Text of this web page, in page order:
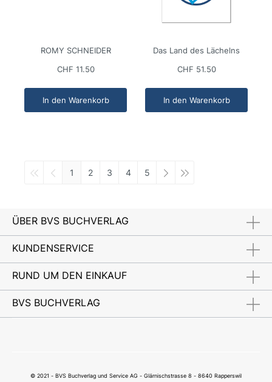
ROMY SCHNEIDER
CHF 11.50
In den Warenkorb
Das Land des Lächelns
CHF 51.50
In den Warenkorb
1 2 3 4 5
ÜBER BVS BUCHVERLAG
KUNDENSERVICE
RUND UM DEN EINKAUF
BVS BUCHVERLAG
© 2021 - BVS Buchverlag und Service AG - Glärnischstrasse 8 - 8640 Rapperswil